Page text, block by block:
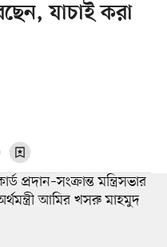
যাচাই করা